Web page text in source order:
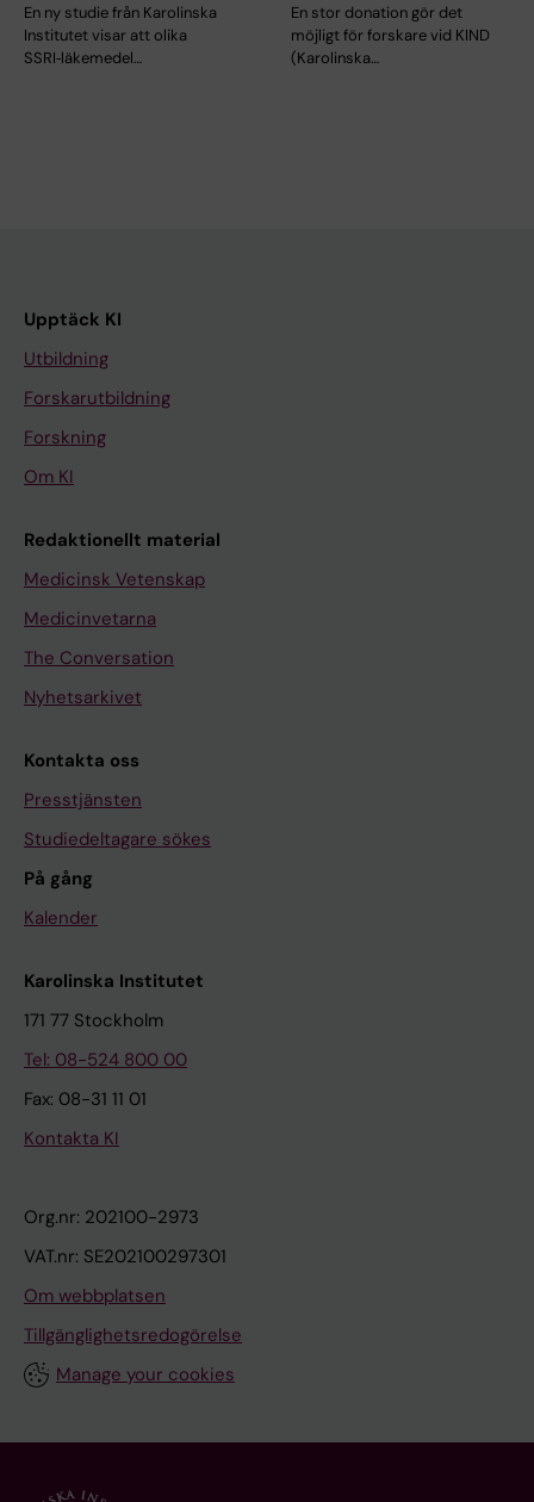
En ny studie från Karolinska
Institutet visar att olika
SSRI‑läkemedel…
En stor donation gör det
möjligt för forskare vid KIND
(Karolinska…
Upptäck KI
Utbildning
Forskarutbildning
Forskning
Om KI
Redaktionellt material
Medicinsk Vetenskap
Medicinvetarna
The Conversation
Nyhetsarkivet
Kontakta oss
Presstjänsten
Studiedeltagare sökes
På gång
Kalender
Karolinska Institutet
171 77 Stockholm
Tel: 08-524 800 00
Fax: 08-31 11 01
Kontakta KI
Org.nr: 202100-2973
VAT.nr: SE202100297301
Om webbplatsen
Tillgänglighetsredogörelse
Manage your cookies